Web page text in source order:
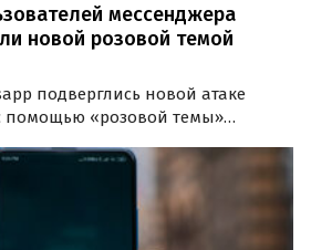
мессенджера
новой розовой темой
подверглись новой атаке
помощью «розовой темы»
платформе чатов ссылки, при
могут получить доступ к